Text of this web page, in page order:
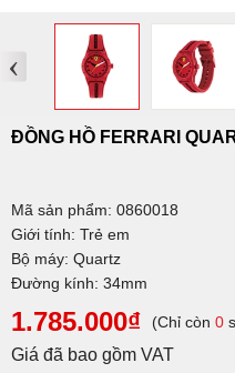
‹
ĐỒNG HỒ FERRARI
Mã sản phẩm: 0860018
Giới tính: Trẻ em
Bộ máy: Quartz
Đường kính: 34mm
1.785.000₫ (Chỉ còn 0
Giá đã bao gồm VAT